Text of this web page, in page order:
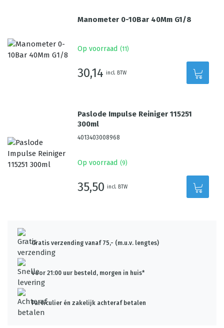
Manometer 0-10Bar 40Mm G1/8
Op voorraad (11 )
30,14 incl. BTW
Paslode Impulse Reiniger 115251
300ml
4013403008968
Op voorraad (9)
35,50 incl. BTW
Gratis verzending vanaf 75,- (m.u.v. lengtes)
Voor 21:00 uur besteld, morgen in huis*
Particulier én zakelijk achteraf betalen